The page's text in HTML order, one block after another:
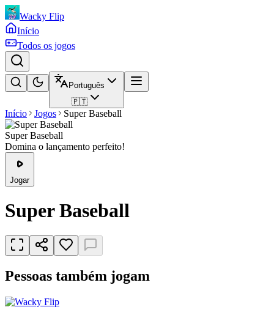
Wacky Flip
Início
Todos os jogos
Português
🇵🇹
Início Jogos Super Baseball
Super Baseball
Domina o lançamento perfeito!
Jogar
Super Baseball
Pessoas também jogam